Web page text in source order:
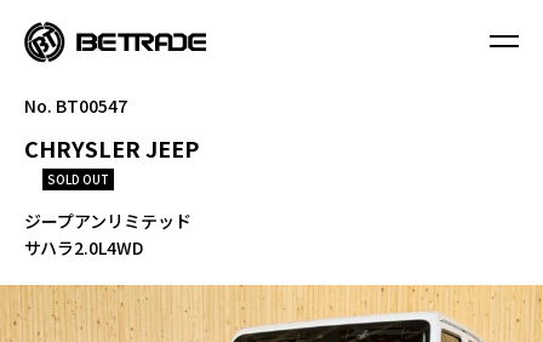
No. BT00547
CHRYSLER JEEP
SOLD OUT
ジープアンリミテッド
サハラ2.0L4WD